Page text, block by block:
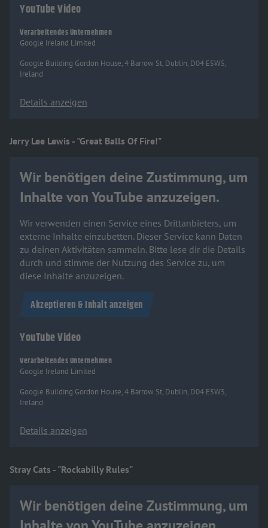
YouTube Video
Verarbeitendes Unternehmen
Google Ireland Limited
Google Building Gordon House, 4 Barrow St, Dublin, D04 E5W5,
Ireland
Details anzeigen
Jerry Lee Lewis - "Great Balls Of Fire!"
Wir benötigen deine Zustimmung, um
Inhalte von YouTube anzuzeigen.
Wir verwenden einen Service eines Drittanbieters, um
externe Inhalte einzubetten. Dieser Service kann Daten
zu deinen Aktivitäten sammeln. Bitte lese dir die Details
durch und stimme der Nutzung des Service zu, um
diese Inhalte anzuzeigen.
Akzeptieren & Inhalt anzeigen
YouTube Video
Verarbeitendes Unternehmen
Google Ireland Limited
Google Building Gordon House, 4 Barrow St, Dublin, D04 E5W5,
Ireland
Details anzeigen
Stray Cats - "Rockabilly Rules"
Wir benötigen deine Zustimmung, um